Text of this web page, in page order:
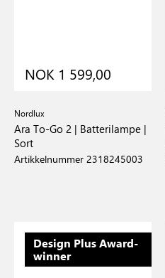
NOK 1 599,00
Nordlux
Ara To-Go 2 | Batterilampe |
Sort
Artikkelnummer 2318245003
Design Plus Award-
winner